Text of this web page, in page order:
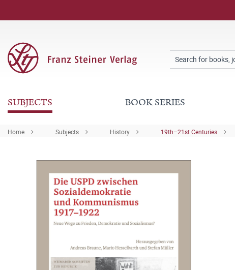
SUBJECTS BOOK SERIES
Home Subjects History 19th–21st Centuries